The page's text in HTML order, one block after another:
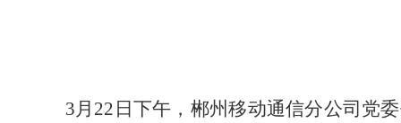
3月 22 日下午，郴州移动通信分公司党